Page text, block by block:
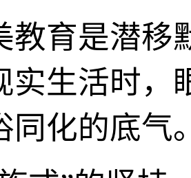
教育是潜移
实生活时，
同化的底气